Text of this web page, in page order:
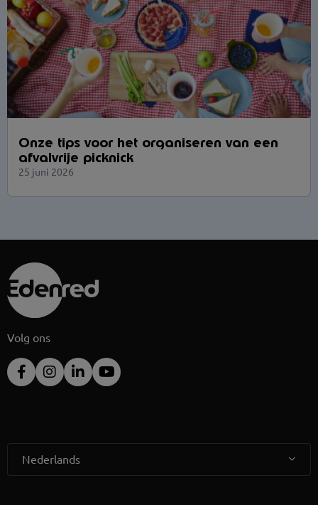
Onze tips voor het organiseren van een
afvalvrije picknick
25 juni 2026
Volg ons
Nederlands